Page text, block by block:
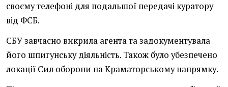
своєму телефоні для подальшої передачі куратору
від ФСБ.
СБУ завчасно викрила агента та задокументувала
його шпигунську діяльність. Також було убезпечено
локації Сил оборони на Краматорському напрямку.